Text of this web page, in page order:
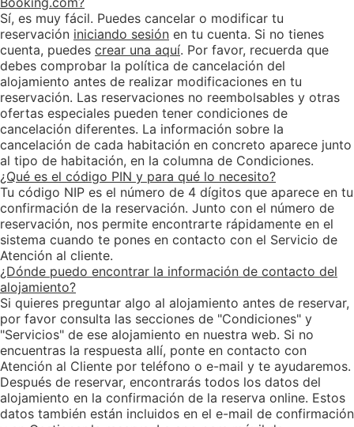
Sí, es muy fácil. Puedes cancelar o modificar tu
reservación iniciando sesión en tu cuenta. Si no tienes
cuenta, puedes crear una aquí. Por favor, recuerda que
debes comprobar la política de cancelación del
alojamiento antes de realizar modificaciones en tu
reservación. Las reservaciones no reembolsables y otras
ofertas especiales pueden tener condiciones de
cancelación diferentes. La información sobre la
cancelación de cada habitación en concreto aparece junto
al tipo de habitación, en la columna de Condiciones.
¿Qué es el código PIN y para qué lo necesito?
Tu código NIP es el número de 4 dígitos que aparece en tu
confirmación de la reservación. Junto con el número de
reservación, nos permite encontrarte rápidamente en el
sistema cuando te pones en contacto con el Servicio de
Atención al cliente.
¿Dónde puedo encontrar la información de contacto del
alojamiento?
Si quieres preguntar algo al alojamiento antes de reservar,
por favor consulta las secciones de "Condiciones" y
"Servicios" de ese alojamiento en nuestra web. Si no
encuentras la respuesta allí, ponte en contacto con
Atención al Cliente por teléfono o e-mail y te ayudaremos.
Después de reservar, encontrarás todos los datos del
alojamiento en la confirmación de la reserva online. Estos
datos también están incluidos en el e-mail de confirmación